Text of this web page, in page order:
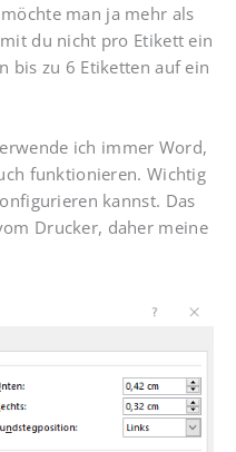
man ja mehr als
du nicht pro Etikett ein
bis zu 6 Etiketten auf ein
ich immer Word,
funktionieren. Wichtig
kannst. Das
Drucker, daher meine